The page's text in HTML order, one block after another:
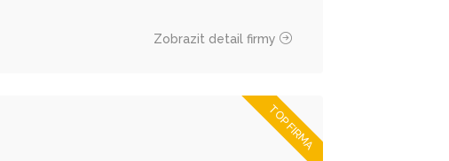
Zobrazit detail firmy
TOP FIRMA